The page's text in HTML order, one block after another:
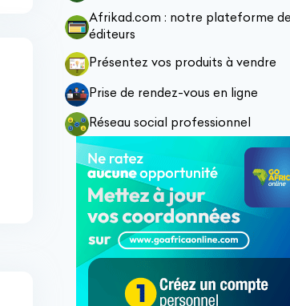
Afrikad.com : notre plateforme
éditeurs
Présentez vos produits à vendre
Prise de rendez-vous en ligne
Réseau social professionnel